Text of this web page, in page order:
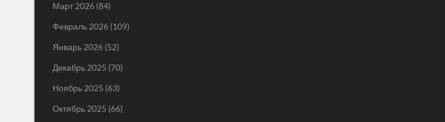
Март 2026 (84)
Февраль 2026 (109)
Январь 2026 (52)
Декабрь 2025 (70)
Ноябрь 2025 (63)
Октябрь 2025 (66)